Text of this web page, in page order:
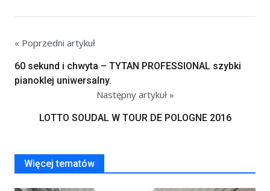
« Poprzedni artykuł
60 sekund i chwyta – TYTAN PROFESSIONAL szybki
pianoklej uniwersalny.
Następny artykuł »
LOTTO SOUDAL W TOUR DE POLOGNE 2016
Więcej tematów